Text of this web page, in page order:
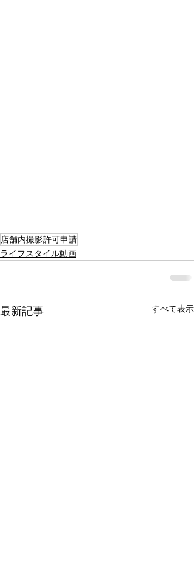
店舗内撮影許可申請
ライフスタイル動画
最新記事 すべて表示